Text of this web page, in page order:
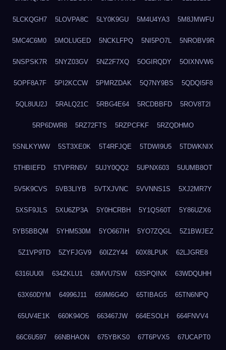
5LCKQGH7 5LOVPA8C 5LY0K9GU 5M4U4YA3 5M8JMWFU
5MC4C6M0 5MOLUGED 5NCKLFPQ 5NI5PO7L 5NROBV9R
5NSPSK7R 5NYZ03GV 5NZ2F7XQ 5OGIRQDY 5OIXNVW6
5OPF8A7F 5PI2KCCW 5PMRZDAK 5Q7NY9BS 5QDQI5F8
5QL8UU2J 5RALQ21C 5RBG4E64 5RCDBBFD 5ROV8T2I
5RP6DWR8 5RZ72FTS 5RZPCFKF 5RZQDHMO
5SNLKYWW 5ST3XE0K 5T4RFJQE 5TDWI9U5 5TDWKNIX
5THBIEFD 5TVPRN5V 5UJY0QQ2 5UPNX603 5UUMB8OT
5V5K9CVS 5VB3LIYB 5VTXJVNC 5VVNNS1S 5XJ2MR7Y
5XSF9JLS 5XU6ZP3A 5Y0HCRBH 5Y1QS60T 5Y86UZX6
5YB5BBQM 5YHM530M 5YO667IH 5YO7ZQGL 5Z1BWJEZ
5Z1VP9TD 5ZYFJGV9 60IZ2Y44 60X8LPUK 62LJGRE8
6316UU0I 634ZKLU1 63MVU7SW 63SPQINX 63WDQUHH
63X60DYM 64996J11 659M6G4O 65TIBAG5 65TN6NPQ
65UV4E1K 660K94O5 663467JW 664ESOLH 664FNVV4
66C6U597 66NBHAON 675YBKS0 67T6PVX5 67UCAPT0